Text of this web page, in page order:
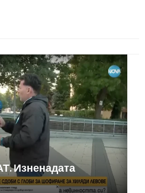
Изненадата